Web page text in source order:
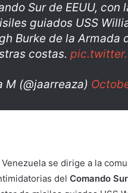
Sur de EEUU, con
guiados USS
Burke de la Armada
costas.
(@jaarreaza)
se dirige a la
delComando